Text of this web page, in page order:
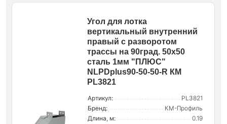
Угол для лотка
вертикальный внутренний
правый с разворотом
трассы на 90град. 50х50
сталь 1мм "ПЛЮС"
NLPDplus90-50-50-R КМ
PL3821
Артикул:
PL3821
Бренд:
КМ-Профиль
Длина, м:
0.19